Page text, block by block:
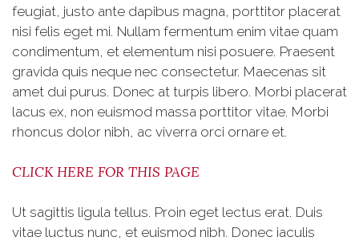
feugiat, justo ante dapibus magna, porttitor placerat
nisi felis eget mi. Nullam fermentum enim vitae quam
condimentum, et elementum nisi posuere. Praesent
gravida quis neque nec consectetur. Maecenas sit
amet dui purus. Donec at turpis libero. Morbi placerat
lacus ex, non euismod massa porttitor vitae. Morbi
rhoncus dolor nibh, ac viverra orci ornare et.
CLICK HERE FOR THIS PAGE
Ut sagittis ligula tellus. Proin eget lectus erat. Duis
vitae luctus nunc, et euismod nibh. Donec iaculis